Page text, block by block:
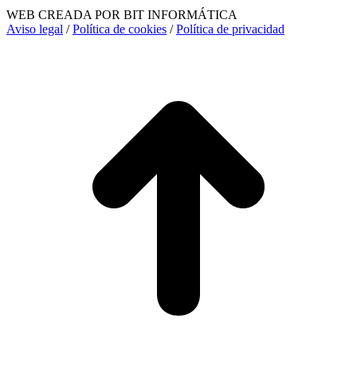
WEB CREADA POR BIT INFORMÁTICA
Aviso legal /Política de cookies /Política de privacidad